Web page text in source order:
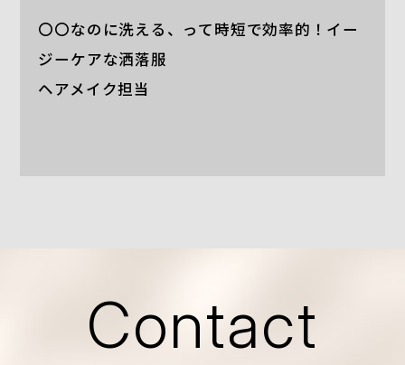
〇〇なのに洗える、って時短で効率的！イー
ジーケアな洒落服
ヘアメイク担当
Contact